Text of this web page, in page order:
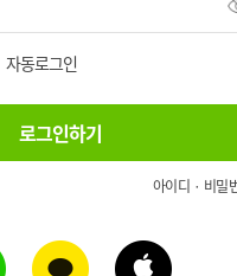
자동로그인
아이디 · 비밀